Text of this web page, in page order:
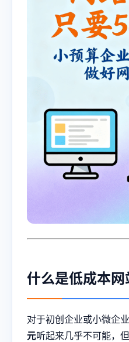
什么是低成本网
对于初创企业或小微企业
元听起来几乎不可能，